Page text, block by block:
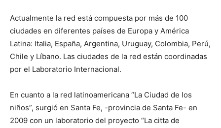
Actualmente la red está compuesta por más de 100
ciudades en diferentes países de Europa y América
Latina: Italia, España, Argentina, Uruguay, Colombia, Perú,
Chile y Líbano. Las ciudades de la red están coordinadas
por el Laboratorio Internacional.
En cuanto a la red latinoamericana “La Ciudad de los
niños”, surgió en Santa Fe, -provincia de Santa Fe- en
2009 con un laboratorio del proyecto “La citta de